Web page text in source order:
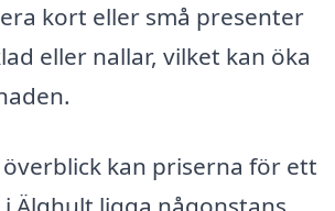
kort eller små presenter
eller nallar, vilket kan öka
kan priserna för ett